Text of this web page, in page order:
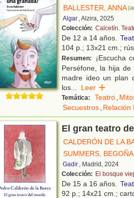
BALLESTER, ANNA
Algar , Alzira, 2025
Colección: Calcetín.
De 12 a 14 años.
104 p.; 13x21 cm.;
Resumen:
¡Escucha
Perséfone, la hija
madre ideo un plan
los
Leer
Temática: Teatro
Secuestros Relación
El gran teatro
CALDERÓN DE LA
SUMMERS, BEGOÑA
Gadir
, Madrid, 2024
Colección: El bosque
De 15 a 16 años.
92 p.; 14x21 cm.;